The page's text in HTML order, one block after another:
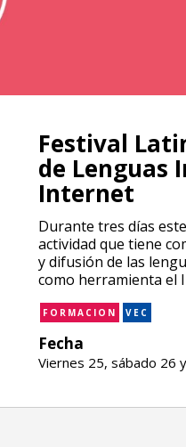
Festival
de Lenguas
Internet
Durante tres días
actividad que tiene
y difusión de las
como herramienta el
FORMACION VEC
Fecha
Viernes 25, sábado 26